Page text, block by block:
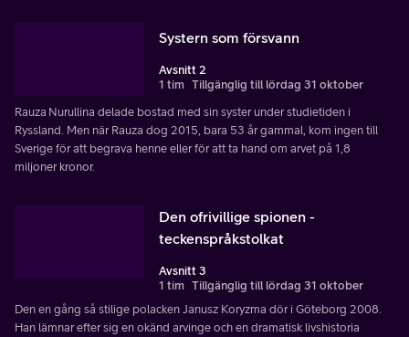
Systern som försvann
Avsnitt 2
1 tim Tillgänglig till lördag 31 oktober
Rauza Nurullina delade bostad med sin syster under studietiden i
Ryssland. Men när Rauza dog 2015, bara 53 år gammal, kom ingen till
Sverige för att begrava henne eller för att ta hand om arvet på 1,8
miljoner kronor.
Den ofrivillige spionen -
teckenspråkstolkat
Avsnitt 3
1 tim Tillgänglig till lördag 31 oktober
Den en gång så stilige polacken Janusz Koryzma dör i Göteborg 2008.
Han lämnar efter sig en okänd arvinge och en dramatisk livshistoria